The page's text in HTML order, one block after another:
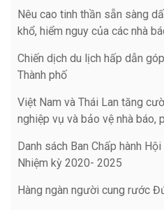
Nêu cao tinh thần sẵn sàng
khổ, hiểm nguy của các nhà
Chiến dịch du lịch hấp dẫn
Thành phố
Việt Nam và Thái Lan tăng
nghiệp vụ và bảo vệ nhà báo,
Danh sách Ban Chấp hành
Nhiệm kỳ 2020- 2025
Hàng ngàn người cung rước